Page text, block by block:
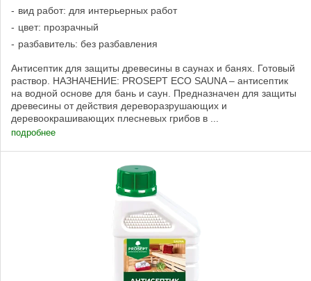
вид работ: для интерьерных работ
цвет: прозрачный
разбавитель: без разбавления
Антисептик для защиты древесины в саунах и банях. Готовый
раствор. НАЗНАЧЕНИЕ: PROSEPT ECO SAUNA – антисептик
на водной основе для бань и саун. Предназначен для защиты
древесины от действия дереворазрушающих и
деревоокрашивающих плесневых грибов в ...
подробнее